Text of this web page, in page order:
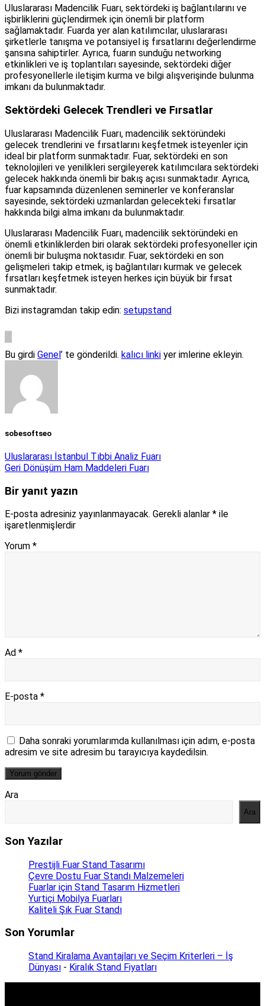
Uluslararası Madencilik Fuarı, sektördeki iş bağlantılarını ve
işbirliklerini güçlendirmek için önemli bir platform
sağlamaktadır. Fuarda yer alan katılımcılar, uluslararası
şirketlerle tanışma ve potansiyel iş fırsatlarını değerlendirme
şansına sahiptirler. Ayrıca, fuarın sunduğu networking
etkinlikleri ve iş toplantıları sayesinde, sektördeki diğer
profesyonellerle iletişim kurma ve bilgi alışverişinde bulunma
imkanı da bulunmaktadır.
Sektördeki Gelecek Trendleri ve Fırsatlar
Uluslararası Madencilik Fuarı, madencilik sektöründeki
gelecek trendlerini ve fırsatlarını keşfetmek isteyenler için
ideal bir platform sunmaktadır. Fuar, sektördeki en son
teknolojileri ve yenilikleri sergileyerek katılımcılara sektördeki
gelecek hakkında önemli bir bakış açısı sunmaktadır. Ayrıca,
fuar kapsamında düzenlenen seminerler ve konferanslar
sayesinde, sektördeki uzmanlardan gelecekteki fırsatlar
hakkında bilgi alma imkanı da bulunmaktadır.
Uluslararası Madencilik Fuarı, madencilik sektöründeki en
önemli etkinliklerden biri olarak sektördeki profesyoneller için
önemli bir buluşma noktasıdır. Fuar, sektördeki en son
gelişmeleri takip etmek, iş bağlantıları kurmak ve gelecek
fırsatları keşfetmek isteyen herkes için büyük bir fırsat
sunmaktadır.
Bizi instagramdan takip edin: setupstand
Bu girdi Genel’ te gönderildi. kalıcı linki yer imlerine ekleyin.
sobesoftseo
Uluslararası İstanbul Tıbbi Analiz Fuarı
Geri Dönüşüm Ham Maddeleri Fuarı
Bir yanıt yazın
E-posta adresiniz yayınlanmayacak. Gerekli alanlar * ile
işaretlenmişlerdir
Yorum *
Ad *
E-posta *
Daha sonraki yorumlarımda kullanılması için adım, e-posta
adresim ve site adresim bu tarayıcıya kaydedilsin.
Ara
Ara
Son Yazılar
Prestijli Fuar Stand Tasarımı
Çevre Dostu Fuar Standı Malzemeleri
Fuarlar için Stand Tasarım Hizmetleri
Yurtiçi Mobilya Fuarları
Kaliteli Şık Fuar Standı
Son Yorumlar
Stand Kiralama Avantajları ve Seçim Kriterleri – İş
Dünyası - Kiralık Stand Fiyatları